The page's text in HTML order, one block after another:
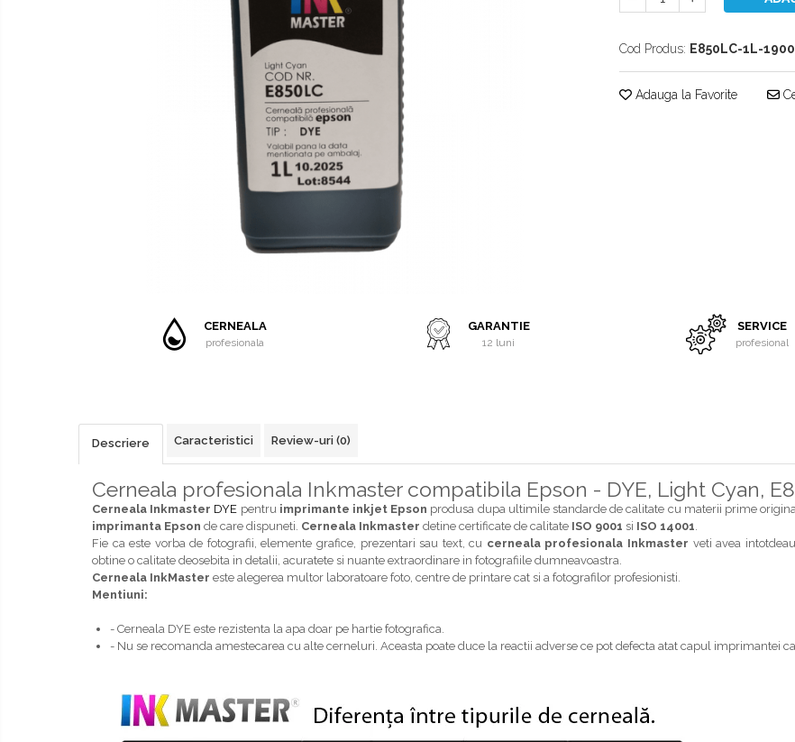
Cod Produs: E850LC-1L-1900
Adauga la Favorite
CERNEALA
profesionala
GARANTIE
12 luni
SERVICE
profesional
Descriere Caracteristici Review-uri (0)
Cerneala profesionala Inkmaster compatibila Epson - DYE, Light Cyan,
Cerneala Inkmaster DYE pentru imprimante inkjet Epson produsa dupa ultimile standarde de calitate cu materii prime
imprimanta Epson de care dispuneti. Cerneala Inkmaster detine certificate de calitate ISO 9001 si ISO 14001.
Fie ca este vorba de fotografii, elemente grafice, prezentari sau text, cu cerneala profesionala Inkmaster veti avea
obtine o calitate deosebita in detalii, acuratete si nuante extraordinare in fotografiile dumneavoastra.
Cerneala InkMaster este alegerea multor laboratoare foto, centre de printare cat si a fotografilor profesionisti.
Mentiuni:
- Cerneala DYE este rezistenta la apa doar pe hartie fotografica.
- Nu se recomanda amestecarea cu alte cerneluri. Aceasta poate duce la reactii adverse ce pot defecta atat capul imprimantei